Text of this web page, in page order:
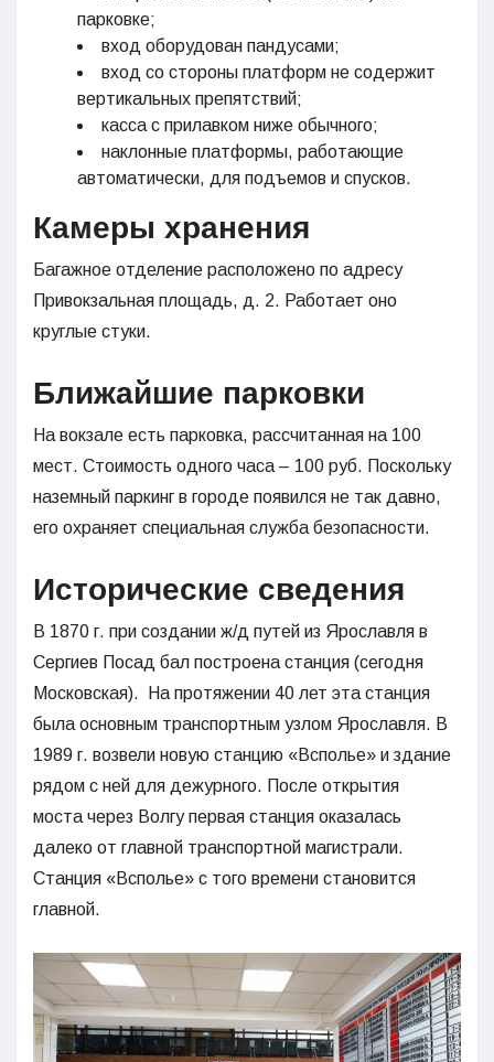
парковке;
вход оборудован пандусами;
вход со стороны платформ не содержит
вертикальных препятствий;
касса с прилавком ниже обычного;
наклонные платформы, работающие
автоматически, для подъемов и спусков.
Камеры хранения
Багажное отделение расположено по адресу
Привокзальная площадь, д. 2. Работает оно
круглые стуки.
Ближайшие парковки
На вокзале есть парковка, рассчитанная на 100
мест. Стоимость одного часа – 100 руб. Поскольку
наземный паркинг в городе появился не так давно,
его охраняет специальная служба безопасности.
Исторические сведения
В 1870 г. при создании ж/д путей из Ярославля в
Сергиев Посад бал построена станция (сегодня
Московская). На протяжении 40 лет эта станция
была основным транспортным узлом Ярославля. В
1989 г. возвели новую станцию «Всполье» и здание
рядом с ней для дежурного. После открытия
моста через Волгу первая станция оказалась
далеко от главной транспортной магистрали.
Станция «Всполье» с того времени становится
главной.